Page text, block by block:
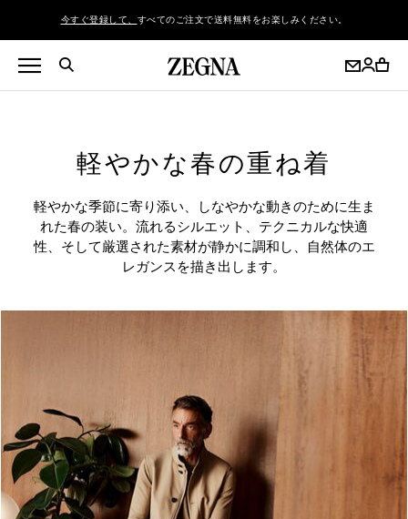
今すぐ登録して、 すべてのご注文で送料無料をお楽しみください。
軽やかな春の重ね着
軽やかな季節に寄り添い、しなやかな動きのために生ま
れた春の装い。流れるシルエット、テクニカルな快適
性、そして厳選された素材が静かに調和し、自然体のエ
レガンスを描き出します。